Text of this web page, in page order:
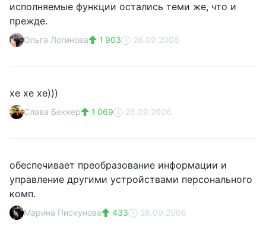
исполняемые функции остались теми же, что и
прежде.
Ольга Логинова 1 903 26.09.2006
хе хе хе)))
Слава Беккер 1 069 26.09.2006
обеспечивает преобразование информации и
управление другими устройствами персонального
комп.
Марина Пискунова 433 26.09.2006